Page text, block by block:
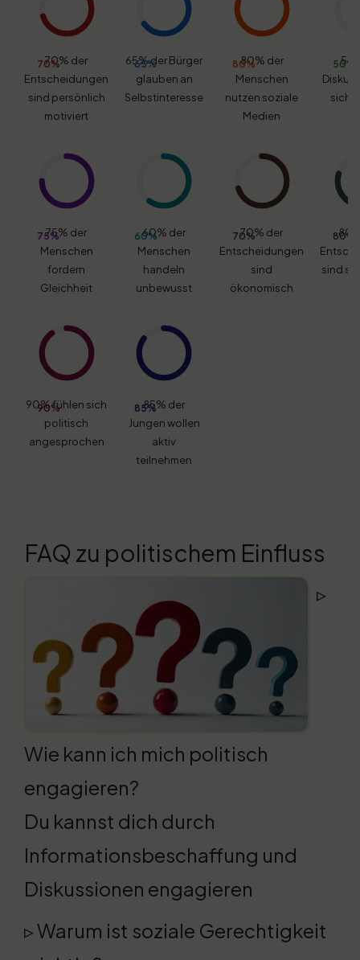
70%
70% der
Entscheidungen
sind persönlich
motiviert
65%
65% der Bürger
glauben an
Selbstinteresse
80%
80% der
Menschen
nutzen soziale
Medien
50%
sich
75%
75% der
Menschen
fordern
Gleichheit
60%
60% der
Menschen
handeln
unbewusst
70%
70% der
Entscheidungen
sind
ökonomisch
80%
sind
90%
90% fühlen sich
politisch
angesprochen
85%
85% der
Jungen wollen
aktiv
teilnehmen
FAQ zu politischem Einfluss
▹
Wie kann ich mich politisch
engagieren?
Du kannst dich durch
Informationsbeschaffung und
Diskussionen engagieren
▹ Warum ist soziale Gerechtigkeit